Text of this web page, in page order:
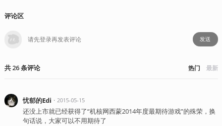
评论区
发送
共26条评论 热门 最新
忧郁的Edi ・ 2015-05-15
还没上市就已经获得了“机核网西蒙2014年度最期待游戏”的殊荣，换
句话说，大家可以不用期待了